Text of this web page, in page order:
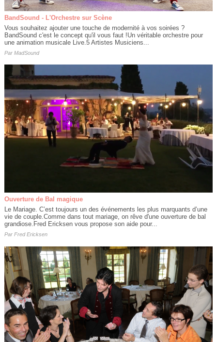
BandSound - L'Orchestre sur Scène
Vous souhaitez ajouter une touche de modernité à vos soirées ?
BandSound c'est le concept qu'il vous faut !Un véritable orchestre pour
une animation musicale Live.5 Artistes Musiciens...
Par MadSound
Ouverture de Bal magique
Le Mariage. C’est toujours un des événements les plus marquants d’une
vie de couple.Comme dans tout mariage, on rêve d'une ouverture de bal
grandiose.Fred Ericksen vous propose son aide pour...
Par Fred Ericksen